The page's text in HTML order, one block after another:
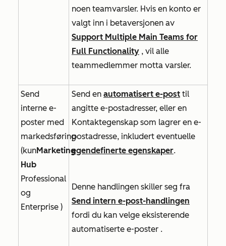
noen teamvarsler. Hvis en konto er
valgt inn i betaversjonen av
Support Multiple Main Teams for
Full Functionality , vil alle
teammedlemmer motta varsler.
Send
interne e-
poster med
markedsføring
(kunMarketing
Hub
Professional
og
Enterprise )
Send en automatisert e-post til
angitte e-postadresser, eller en
Kontaktegenskap som lagrer en e-
postadresse, inkludert eventuelle
egendefinerte egenskaper.
Denne handlingen skiller seg fra
Send intern e-post-handlingen
fordi du kan velge eksisterende
automatiserte e-poster .